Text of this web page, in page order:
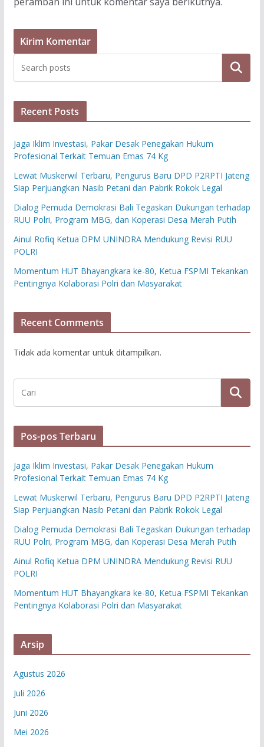
Cari
Recent Posts
Jaga Iklim Investasi, Pakar Desak Penegakan Hukum
Profesional Terkait Temuan Emas 74 Kg
Lewat Muskerwil Terbaru, Pengurus Baru DPD P2RPTI Jateng
Siap Perjuangkan Nasib Petani dan Pabrik Rokok Legal
Dialog Pemuda Demokrasi Bali Tegaskan Dukungan terhadap
RUU Polri, Program MBG, dan Koperasi Desa Merah Putih
Ainul Rofiq Ketua DPM UNINDRA Mendukung Revisi RUU
POLRI
Momentum HUT Bhayangkara ke-80, Ketua FSPMI Tekankan
Pentingnya Kolaborasi Polri dan Masyarakat
Recent Comments
Tidak ada komentar untuk ditampilkan.
Pos-pos Terbaru
Jaga Iklim Investasi, Pakar Desak Penegakan Hukum
Profesional Terkait Temuan Emas 74 Kg
Lewat Muskerwil Terbaru, Pengurus Baru DPD P2RPTI Jateng
Siap Perjuangkan Nasib Petani dan Pabrik Rokok Legal
Dialog Pemuda Demokrasi Bali Tegaskan Dukungan terhadap
RUU Polri, Program MBG, dan Koperasi Desa Merah Putih
Ainul Rofiq Ketua DPM UNINDRA Mendukung Revisi RUU
POLRI
Momentum HUT Bhayangkara ke-80, Ketua FSPMI Tekankan
Pentingnya Kolaborasi Polri dan Masyarakat
Arsip
Agustus 2026
Juli 2026
Juni 2026
Mei 2026